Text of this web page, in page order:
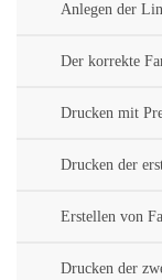
Anlegen der
Der korrekte
Drucken mit
Drucken der
Erstellen von
Drucken der